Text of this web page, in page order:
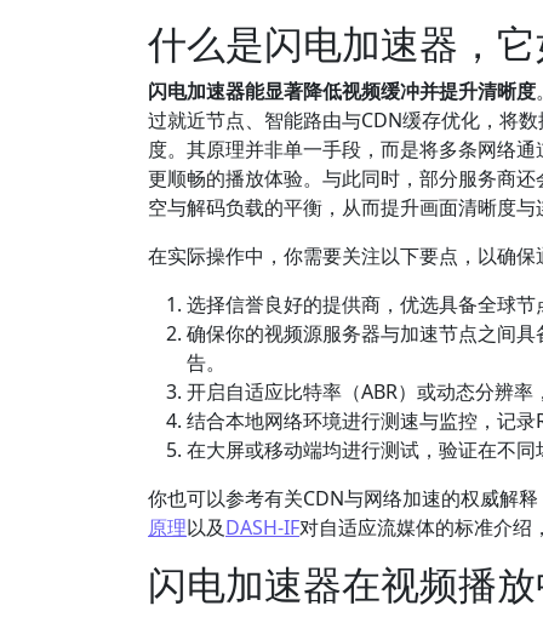
什么是闪电加速器，
闪电加速器能显著降低视频缓冲并提升清晰度
过就近节点、智能路由与CDN缓存优化，将
度。其原理并非单一手段，而是将多条网络
更顺畅的播放体验。与此同时，部分服务商
空与解码负载的平衡，从而提升画面清晰度与
在实际操作中，你需要关注以下要点，以确
选择信誉良好的提供商，优选具备全球
确保你的视频源服务器与加速节点之间
告。
开启自适应比特率（ABR）或动态分辨
结合本地网络环境进行测速与监控，记
在大屏或移动端均进行测试，验证在不
你也可以参考有关CDN与网络加速的权威解
原理以及DASH-IF对自适应流媒体的标准介绍
闪电加速器在视频播